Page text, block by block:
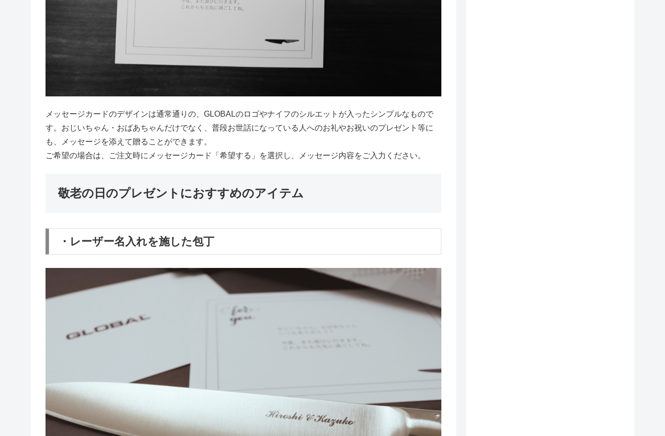
メッセージカードのデザインは通常通りの、GLOBALのロゴやナイフのシルエットが入ったシンプルなもので
す。おじいちゃん・おばあちゃんだけでなく、普段お世話になっている人へのお礼やお祝いのプレゼント等に
も、メッセージを添えて贈ることができます。
ご希望の場合は、ご注文時にメッセージカード「希望する」を選択し、メッセージ内容をご入力ください。
敬老の日のプレゼントにおすすめのアイテム
・レーザー名入れを施した包丁